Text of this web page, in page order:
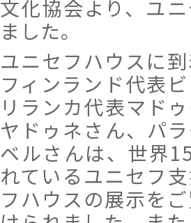
文化協会より、ユ
ました。
ユニセフハウスに
フィンランド代表
リランカ代表マド
ヤドゥネさん、パ
ベルさんは、世界
れているユニセフ
フハウスの展示を